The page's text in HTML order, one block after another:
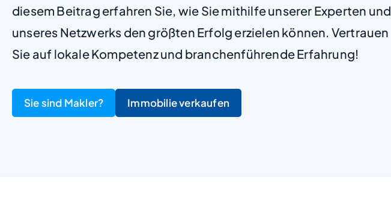
diesem Beitrag erfahren Sie, wie Sie mithilfe unserer Experten und
unseres Netzwerks den größten Erfolg erzielen können. Vertrauen
Sie auf lokale Kompetenz und branchenführende Erfahrung!
Sie sind Makler? Immobilie verkaufen